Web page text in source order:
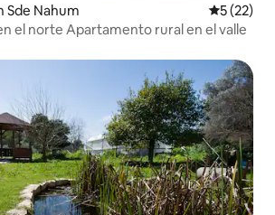
Sde Nahum
5 (22)
el norte Apartamento rural en el valle